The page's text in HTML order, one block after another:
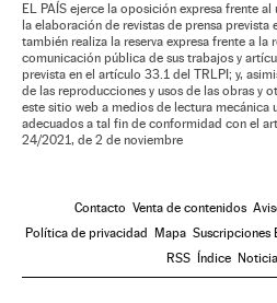
EL PAÍS ejerce la oposición expresa frente
la elaboración de revistas de prensa
también realiza la reserva expresa frente a
comunicación pública de sus trabajos y
prevista en el artículo 33.1 del TRLPI; y,
de las reproducciones y usos de las obras y
este sitio web a medios de lectura mecánica
adecuados a tal fin de conformidad con el
24/2021, de 2 de noviembre
Contacto Venta de contenidos
Política de privacidad
Mapa Suscripciones
RSS
Índice